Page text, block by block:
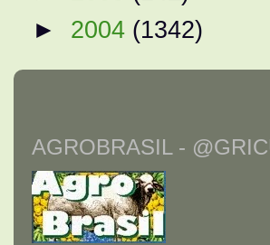
► 2004 (1342)
AGROBRASIL -